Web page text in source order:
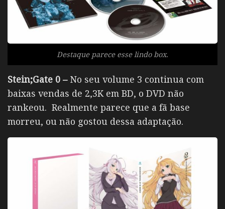
Destaque parece esse lindo box.
Stein;Gate 0 – No seu volume 3 continua com
baixas vendas de 2,3K em BD, o DVD não
rankeou. Realmente parece que a fã base
morreu, ou não gostou dessa adaptação.